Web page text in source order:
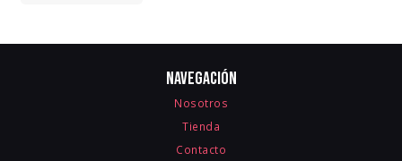
Navegación
Nosotros
Tienda
Contacto